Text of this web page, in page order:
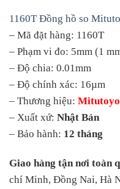
1160T Đồng hồ so
– Mã đặt hàng: 1160T
– Phạm vi đo: 5mm (1
– Độ chia: 0.01mm
– Độ chính xác: 16µm
– Thương hiệu: Mitutoyo
– Xuất xứ: Nhật Bản
– Bảo hành: 12 tháng
Giao hàng tận nơi toàn
chí Minh, Đồng Nai, Hà